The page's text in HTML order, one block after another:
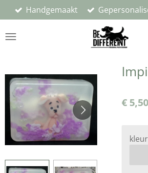
direct
naar
Handgemaakt
€ 5,50